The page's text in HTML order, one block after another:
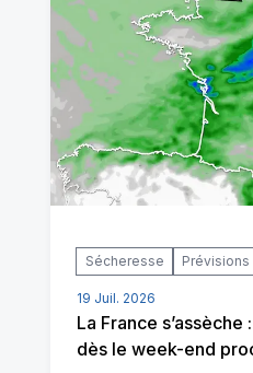
Sécheresse
19 Juil. 2026
La France
dès le week-end